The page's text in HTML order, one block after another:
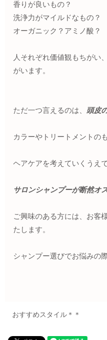
香りが良いもの？
洗浄力がマイルドなもの？
オーガニック？アミノ酸？
人それぞれ価値観もちがい
がいます。
ただ一つ言えるのは、 頭皮
カラーやトリートメントのも
ヘアケアを考えていくうえ
サロンシャンプーが断然オ
ご興味のある方には、お客
たします。
シャンプー選びでお悩みの
おすすめスタイル＊＊